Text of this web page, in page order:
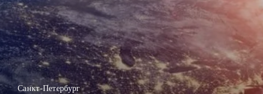
Санкт-Петербург